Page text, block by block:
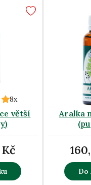
8x
větší
Aralka
Do